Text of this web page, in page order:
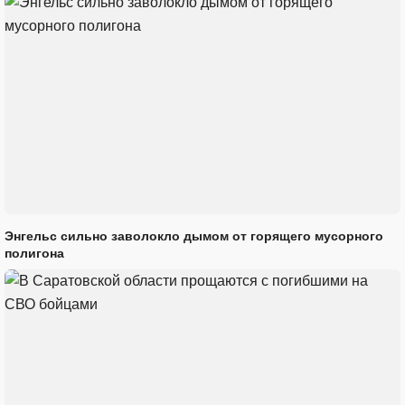
Энгельс сильно заволокло дымом от горящего мусорного
полигона